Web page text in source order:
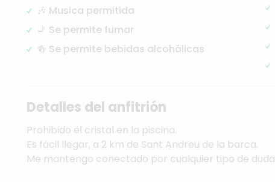
🎶 Musica permitida
🚬 Se permite fumar
🍻 Se permite bebidas alcohólicas
Detalles del anfitrión
Prohibido el cristal en la piscina.
Es fácil llegar, a 2 km de Sant Andreu de la barca.
Me mantengo conectado por cualquier tipo de duda